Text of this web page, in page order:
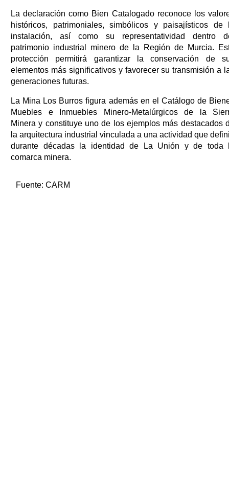
La declaración como Bien Catalogado reconoce los
históricos, patrimoniales, simbólicos y paisajísticos de
instalación, así como su representatividad dentro
patrimonio industrial minero de la Región de Murcia.
protección permitirá garantizar la conservación de
elementos más significativos y favorecer su transmisión a
generaciones futuras.
La Mina Los Burros figura además en el Catálogo de
Muebles e Inmuebles Minero-Metalúrgicos de la
Minera y constituye uno de los ejemplos más destacados
la arquitectura industrial vinculada a una actividad que
durante décadas la identidad de La Unión y de toda
comarca minera.
Fuente: CARM